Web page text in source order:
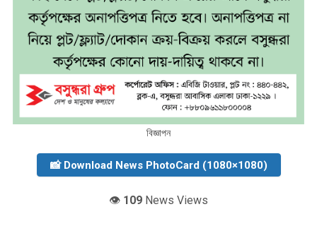
বিজ্ঞাপন
📸 Download News PhotoCard (1080×1080)
👁️ 109 News Views